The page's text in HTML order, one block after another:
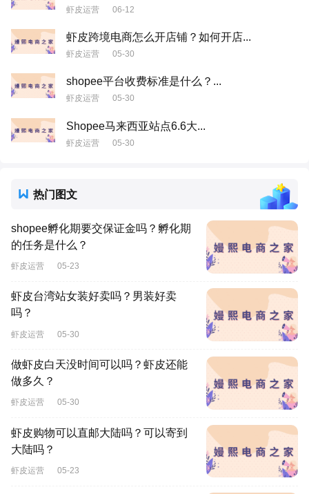
虾皮运营 06-12
虾皮跨境电商怎么开店铺？如何开店...
虾皮运营 05-30
shopee平台收费标准是什么？...
虾皮运营 05-30
Shopee马来西亚站点6.6大...
虾皮运营 05-30
热门图文
shopee孵化期要交保证金吗？孵化期
的任务是什么？
虾皮运营 05-23
虾皮台湾站女装好卖吗？男装好卖
吗？
虾皮运营 05-30
做虾皮白天没时间可以吗？虾皮还能
做多久？
虾皮运营 05-30
虾皮购物可以直邮大陆吗？可以寄到
大陆吗？
虾皮运营 05-23